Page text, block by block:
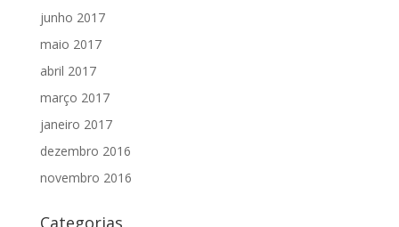
junho 2017
maio 2017
abril 2017
março 2017
janeiro 2017
dezembro 2016
novembro 2016
Categorias